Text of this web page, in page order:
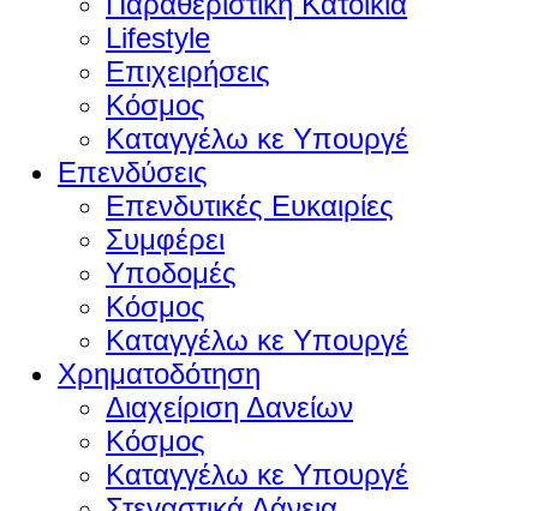
Lifestyle
Επιχειρήσεις
Κόσμος
Καταγγέλω κε Υπουργέ
Επενδύσεις
Επενδυτικές Ευκαιρίες
Συμφέρει
Υποδομές
Κόσμος
Καταγγέλω κε Υπουργέ
Χρηματοδότηση
Διαχείριση Δανείων
Κόσμος
Καταγγέλω κε Υπουργέ